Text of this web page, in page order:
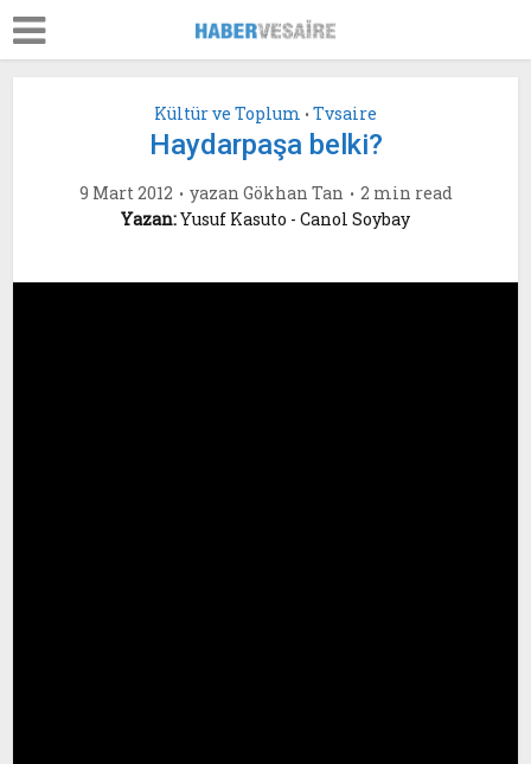
Kültür ve Toplum • Tvsaire
Haydarpaşa belki?
9 Mart 2012 yazan Gökhan Tan
2 min read
Yazan:Yusuf Kasuto - Canol Soybay